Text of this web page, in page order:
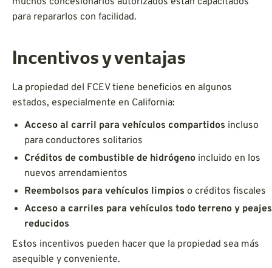
para repararlos con facilidad.
Incentivos y ventajas
La propiedad del FCEV tiene beneficios en algunos
estados, especialmente en California:
Acceso al carril para vehículos compartidos incluso
para conductores solitarios
Créditos de combustible de hidrógeno incluido en los
nuevos arrendamientos
Reembolsos para vehículos limpios o créditos fiscales
Acceso a carriles para vehículos todo terreno y peajes
reducidos
Estos incentivos pueden hacer que la propiedad sea más
asequible y conveniente.